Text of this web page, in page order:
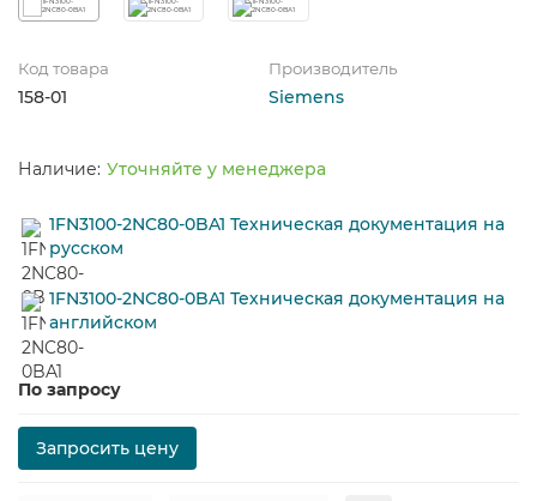
Код товара
158-01
Производитель
Siemens
Уточняйте у менеджера
1FN3100-2NC80-0BA1 Техническая документация на
русском
1FN3100-2NC80-0BA1 Техническая документация на
английском
По запросу
Запросить цену